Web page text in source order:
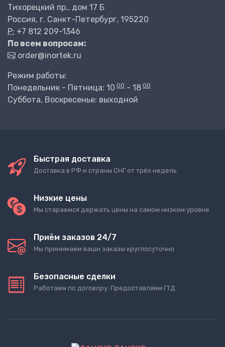
Тихорецкий пр., дом 17 Б
Россия, г. Санкт-Петербург, 195220
P: +7 812 209-1346
По всем вопросам:
order@inortek.ru
Режим работы:
Понедельник - Пятница: 10 00 - 18 00
Суббота, Воскресенье: выходной
Быстрая доставка
Доставка в РФ и страны СНГ от трёх недель
Низкие цены
Мы стараемся держать цены на самом низком уровне
Приём заказов 24/7
Мы принимаем ваши заказы круглосуточно
Безопасные сделки
Работаем по договору. Предоставляем ГТД.